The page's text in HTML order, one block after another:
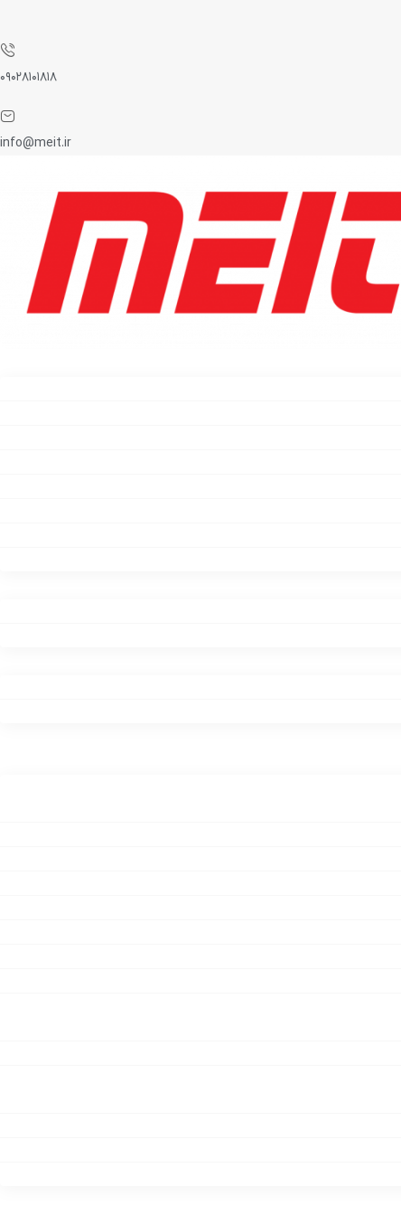
۰۹۰۲۸۱۰۱۸۱۸
info@meit.ir